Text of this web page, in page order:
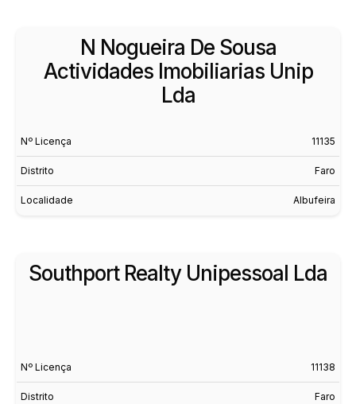
N Nogueira De Sousa
Actividades Imobiliarias Unip
Lda
Nº Licença 11135
Distrito Faro
Localidade Albufeira
Southport Realty Unipessoal Lda
Nº Licença 11138
Distrito Faro